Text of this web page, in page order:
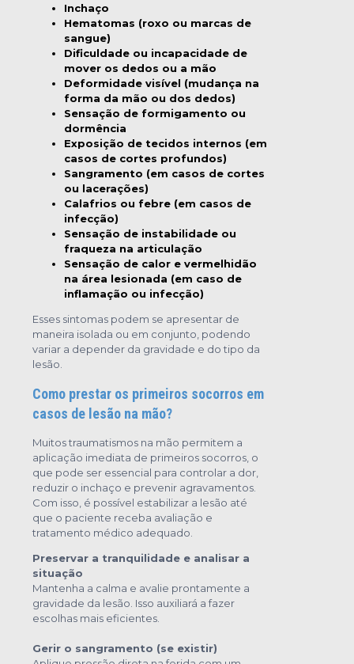
Inchaço
Hematomas (roxo ou marcas de
sangue)
Dificuldade ou incapacidade de
mover os dedos ou a mão
Deformidade visível (mudança na
forma da mão ou dos dedos)
Sensação de formigamento ou
dormência
Exposição de tecidos internos (em
casos de cortes profundos)
Sangramento (em casos de cortes
ou lacerações)
Calafrios ou febre (em casos de
infecção)
Sensação de instabilidade ou
fraqueza na articulação
Sensação de calor e vermelhidão
na área lesionada (em caso de
inflamação ou infecção)
Esses sintomas podem se apresentar de
maneira isolada ou em conjunto, podendo
variar a depender da gravidade e do tipo da
lesão.
Como prestar os primeiros socorros em
casos de lesão na mão?
Muitos traumatismos na mão permitem a
aplicação imediata de primeiros socorros, o
que pode ser essencial para controlar a dor,
reduzir o inchaço e prevenir agravamentos.
Com isso, é possível estabilizar a lesão até
que o paciente receba avaliação e
tratamento médico adequado.
Preservar a tranquilidade e analisar a
situação
Mantenha a calma e avalie prontamente a
gravidade da lesão. Isso auxiliará a fazer
escolhas mais eficientes.
Gerir o sangramento (se existir)